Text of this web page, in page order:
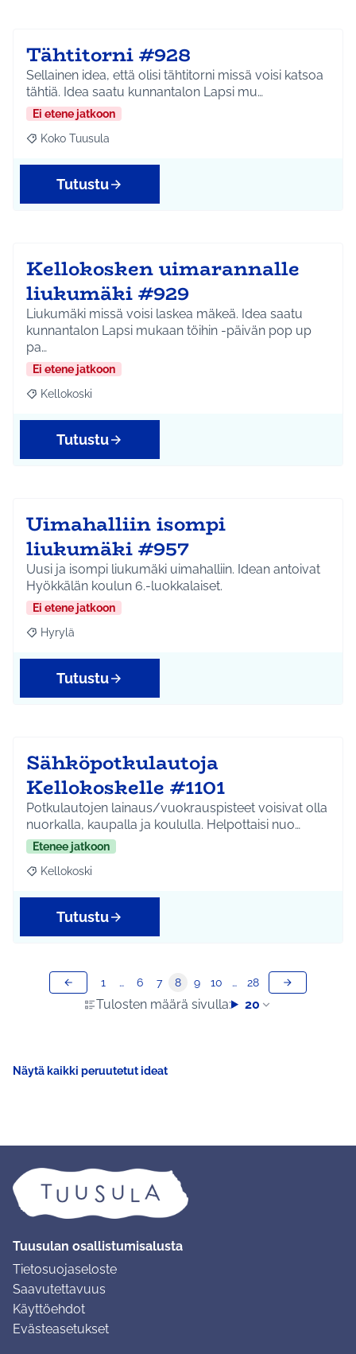
Tähtitorni #928
Sellainen idea, että olisi tähtitorni missä voisi katsoa
tähtiä. Idea saatu kunnantalon Lapsi mu…
Ei etene jatkoon
Rajaa tulokset aihepiirin mukaan: Koko Tuusula
Koko Tuusula
Tutustu
Kellokosken uimarannalle
liukumäki #929
Liukumäki missä voisi laskea mäkeä. Idea saatu
kunnantalon Lapsi mukaan töihin -päivän pop up
pa…
Ei etene jatkoon
Rajaa tulokset aihepiirin mukaan: Kellokoski
Kellokoski
Tutustu
Uimahalliin isompi
liukumäki #957
Uusi ja isompi liukumäki uimahalliin. Idean antoivat
Hyökkälän koulun 6.-luokkalaiset.
Ei etene jatkoon
Rajaa tulokset aihepiirin mukaan: Hyrylä
Hyrylä
Tutustu
Sähköpotkulautoja
Kellokoskelle #1101
Potkulautojen lainaus/vuokrauspisteet voisivat olla
nuorkalla, kaupalla ja koululla. Helpottaisi nuo…
Etenee jatkoon
Rajaa tulokset aihepiirin mukaan: Kellokoski
Kellokoski
Tutustu
Tulosten määrä sivulla: 20
1 … 6 7 8 9 10 … 28
Näytä kaikki peruutetut ideat
Tuusulan osallistumisalusta
Tietosuojaseloste
Saavutettavuus
Käyttöehdot
Evästeasetukset